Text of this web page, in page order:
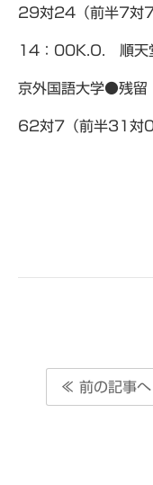
29対24（前半7対7
14：00K.O. 順天
京外国語大学●残留
62対7（前半31対0
≪ 前の記事へ